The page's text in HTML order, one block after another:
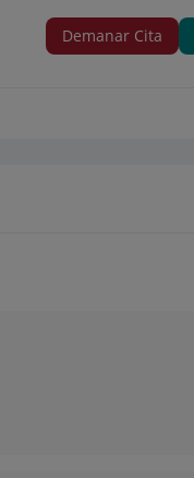
Demanar Cita